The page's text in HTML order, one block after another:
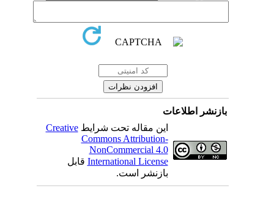
بازنشر اطلاعات
این مقاله تحت شرایطCreative
Commons Attribution-
NonCommercial 4.0
International Licenseقابل
بازنشر است.